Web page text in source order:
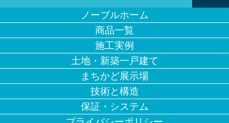
ノーブルホーム
商品一覧
施工実例
土地・新築一戸建て
まちかど展示場
技術と構造
保証・システム